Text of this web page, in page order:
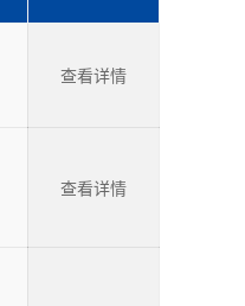
查看详情
查看详情